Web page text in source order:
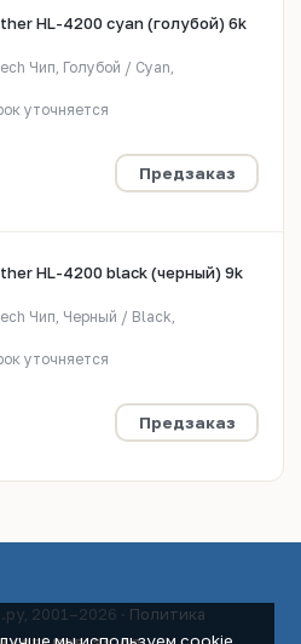
HL-4200 cyan (голубой) 6k
Чип, Голубой / Cyan,
уточняется
Предзаказ
HL-4200 black (черный) 9k
Чип, Черный / Black,
уточняется
Предзаказ
2001–2026 · Политика